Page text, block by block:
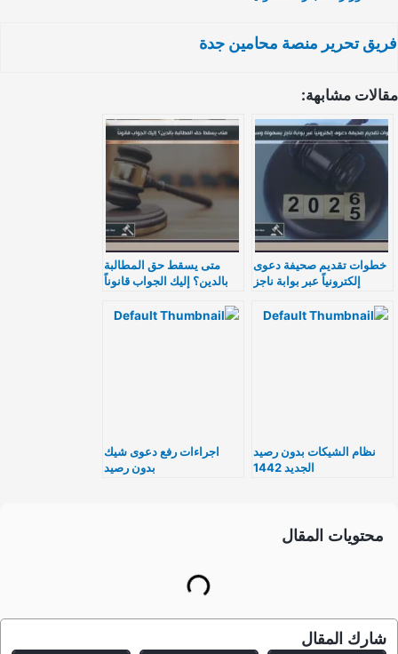
تحرير منصة محامين جدة
مشابهة:
خطوات تقديم صحيفة دعوى
إلكترونياً عبر بوابة ناجز
متى يسقط حق المطالبة
بالدين؟ إليك الجواب قانوناً
نظام الشيكات بدون رصيد
الجديد 1442
اجراءات رفع دعوى شيك
بدون رصيد
محتويات المقال
شارك المقال